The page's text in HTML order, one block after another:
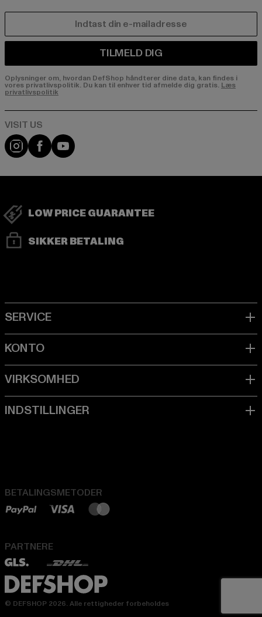
TILMELD DIG
Oplysninger om, hvordan DefShop håndterer dine data, kan findes i
vores privatlivspolitik. Du kan til enhver tid afmelde dig gratis. Læs
privatlivspolitik
Visit our Instagram page:
Visit our Facebook page:
Visit our YouTube channel:
LOW PRICE GUARANTEE
SIKKER BETALING
BETALINGSMETODER
PARTNERE
© DEFSHOP 2026. Alle rettigheder forbeholdes